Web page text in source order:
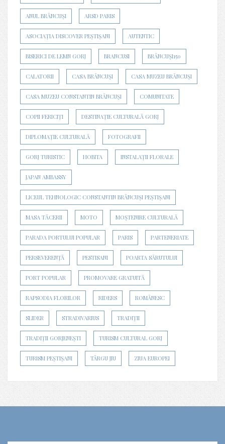
ANUL BRÂNCUȘI ARSD PARIS
ASOCIAȚIA DISCOVER PEȘTIȘANI AUTENTIC
BISERICI DE LEMN GORJ BRANCUSI BRÂNCUȘI150
CALATORII CASA BRÂNCUȘI CASA MUZEU BRÂNCUȘI
CASA MUZEU CONSTANTIN BRÂNCUȘI COMUNITATE
COPII FERICIȚI DESTINAȚIE CULTURALĂ GORJ
DIPLOMAȚIE CULTURALĂ FOTOGRAFII
GORJ TURISTIC HOBITA INSTALAȚII FLORALE
JAPAN AMBASSY
LICEUL TEHNOLOGIC CONSTANTIN BRÂNCUȘI PEȘTIȘANI
MASA TĂCERII MOTO MOȘTENIRE CULTURALĂ
PARADA PORTULUI POPULAR PARIS PARTENERIATE
PERSEVERENȚĂ PESTISANI POARTA SĂRUTULUI
PORT POPULAR PROMOVARE GRATUITĂ
RAPSODIA FLORILOR RIDERS ROMÂNESC
SLIDER STRADIVARIUS TRADIȚII
TRADIȚII GORJENEȘTI TURISM CULTURAL GORJ
TURISM PEȘTIȘANI TÂRGU JIU ZIUA EUROPEI